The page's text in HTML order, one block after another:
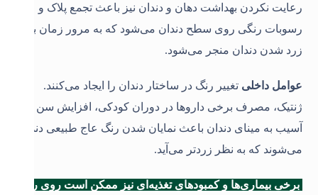
رعایت نکردن بهداشت دهان و دندان نیز باعث تجمع پلاک و
رسوبات رنگی روی سطح دندان می‌شود که به مرور زمان به
زرد شدن دندان منجر می‌شود.
عوامل داخلی تغییر رنگ در ساختار دندان را ایجاد می‌کنند.
ژنتیک، مصرف برخی داروها در دوران کودکی، افزایش سن و
آسیب به مینای دندان باعث نمایان شدن رنگ عاج طبیعی دندان
می‌شوند که به نظر زردتر می‌آید.
برخی بیماری‌ها و کمبودهای تغذیه‌ای نیز ممکن است روی رنگ